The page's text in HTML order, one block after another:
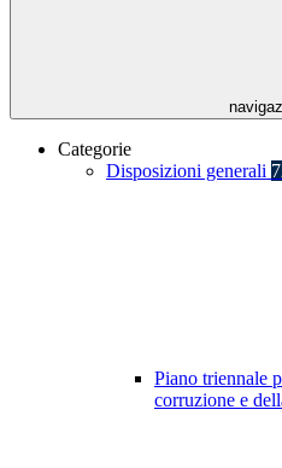
Categorie
Disposizioni generali
Piano triennale
corruzione e